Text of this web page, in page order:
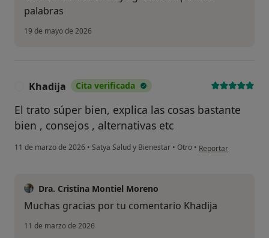
palabras
19 de mayo de 2026
Khadija Cita verificada
El trato súper bien, explica las cosas bastante
bien , consejos , alternativas etc
11 de marzo de 2026 • Satya Salud y Bienestar • Otro • en opinión del
Reportar
Dra. Cristina Montiel Moreno
Muchas gracias por tu comentario Khadija
11 de marzo de 2026